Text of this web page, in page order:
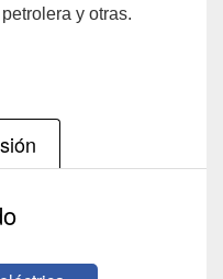
y otras.